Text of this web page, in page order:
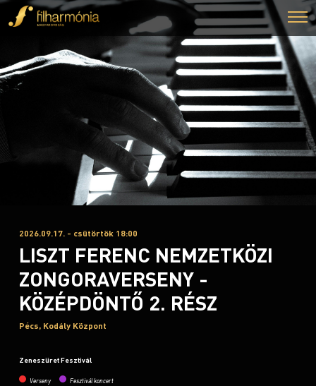
2026.09.17. - csütörtök 18:00
LISZT FERENC NEMZETKÖZI
ZONGORAVERSENY -
KÖZÉPDÖNTŐ 2. RÉSZ
Pécs, Kodály Központ
Zeneszüret Fesztivál
Verseny Fesztivál koncert